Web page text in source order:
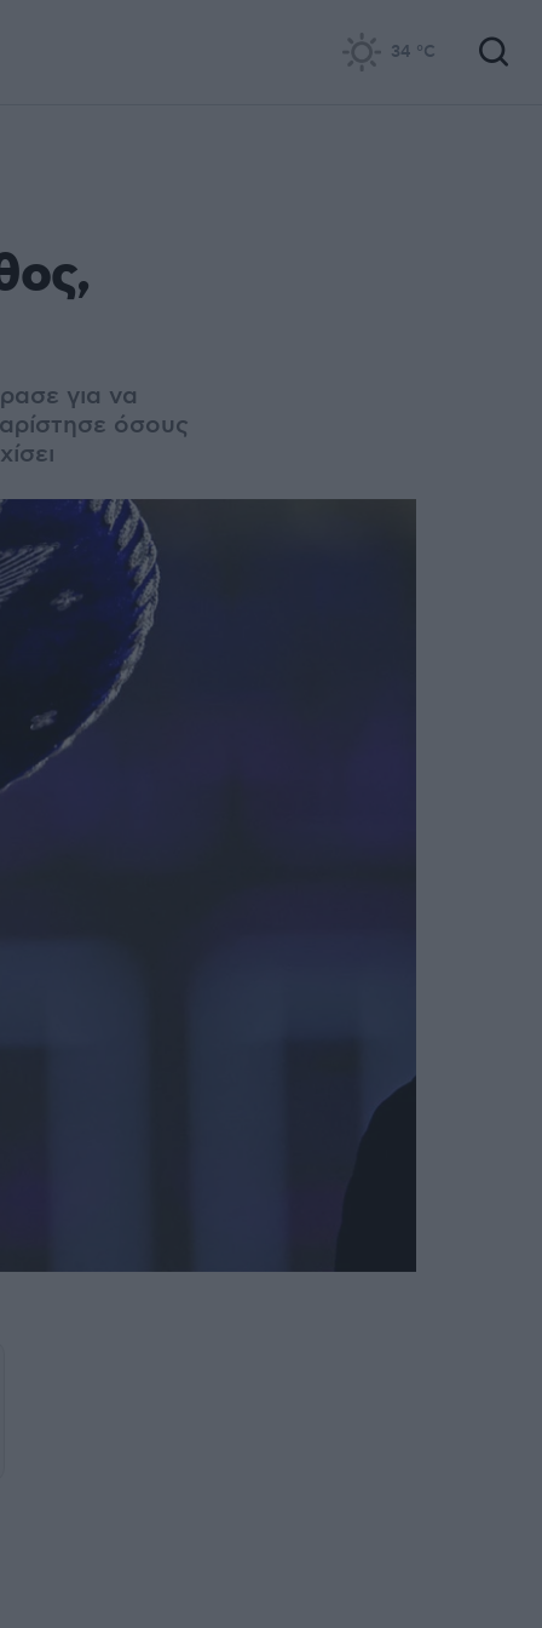
34 °C
για να
όσους